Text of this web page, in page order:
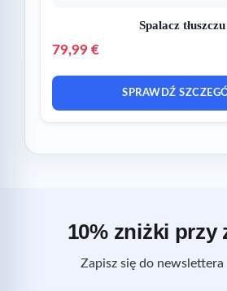
Spalacz tłuszczu
79,99 €
SPRAWDŹ
10% zniżki przy
Zapisz się do newslettera